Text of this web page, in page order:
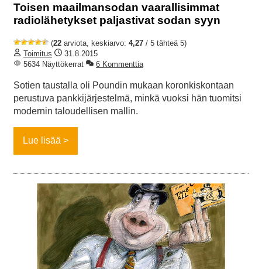
Toisen maailmansodan vaarallisimmat
radiolähetykset paljastivat sodan syyn
(22 arviota, keskiarvo: 4,27 / 5 tähteä 5)
Toimitus
31.8.2015
5634 Näyttökerrat
6 Kommenttia
Sotien taustalla oli Poundin mukaan koronkiskontaan
perustuva pankkijärjestelmä, minkä vuoksi hän tuomitsi
modernin taloudellisen mallin.
Lue lisää